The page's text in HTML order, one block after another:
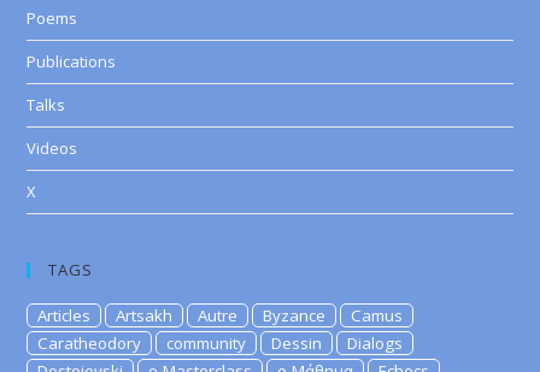
Poems
Publications
Talks
Videos
X
TAGS
Articles Artsakh Autre Byzance
Camus
Caratheodory
community Dessin
Dialogs